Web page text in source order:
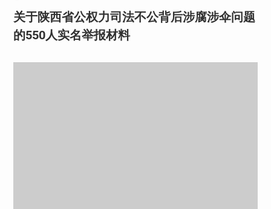
关于陕西省公权力司法不公背后涉腐涉伞问题
的550人实名举报材料